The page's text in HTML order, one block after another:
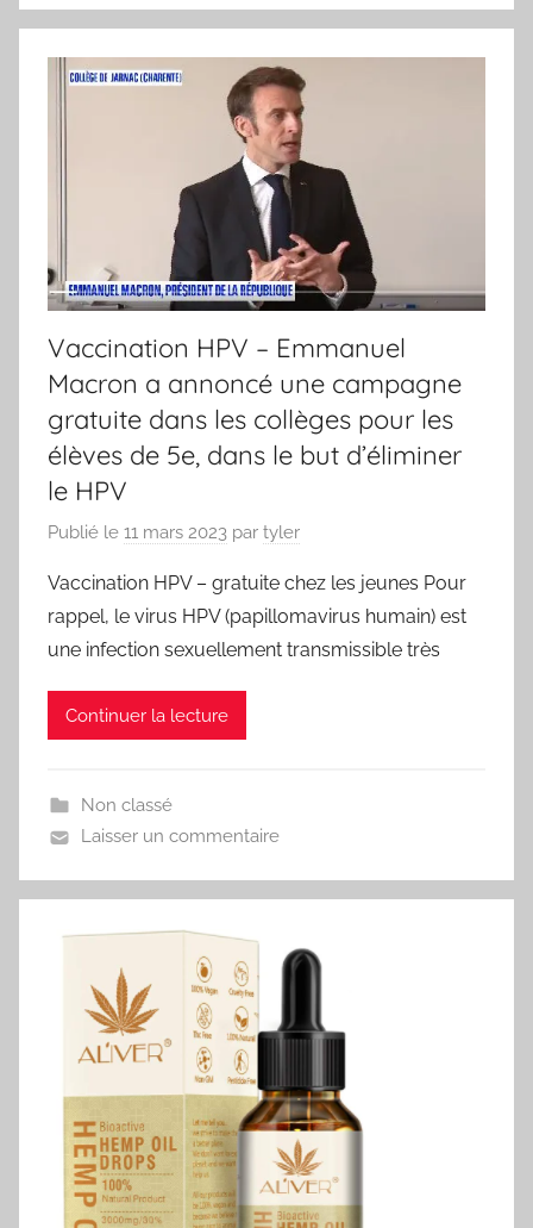
Vaccination HPV – Emmanuel
Macron a annoncé une campagne
gratuite dans les collèges pour les
élèves de 5e, dans le but d’éliminer
le HPV
Publié le 11 mars 2023 par tyler
Vaccination HPV – gratuite chez les jeunes Pour
rappel, le virus HPV (papillomavirus humain) est
une infection sexuellement transmissible très
Continuer la lecture
Non classé
Laisser un commentaire